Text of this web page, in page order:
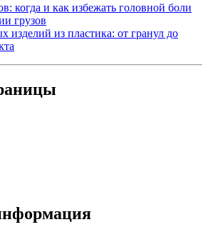
когда и как избежать головной боли
грузов
изделий из пластика: от гранул до